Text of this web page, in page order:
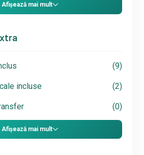
Afișează mai mult
(9)
incluse (2)
(0)
Afișează mai mult